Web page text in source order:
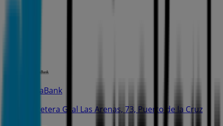
CaixaBank
Carretera Gral Las Arenas, 73, Puerto de la Cruz